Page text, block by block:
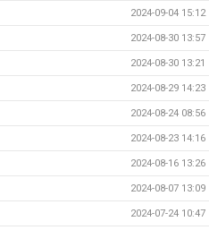
2024-09-04 15:12
2024-08-30 13:57
2024-08-30 13:21
2024-08-29 14:23
2024-08-24 08:56
2024-08-23 14:16
2024-08-16 13:26
2024-08-07 13:09
2024-07-24 10:47